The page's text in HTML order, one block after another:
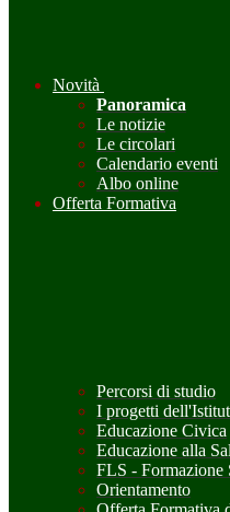
Novità
Panoramica
Le notizie
Le circolari
Calendario eventi
Albo online
Offerta Formativa
Percorsi di studio
I progetti
Educazione Civica
Educazione alla
FLS -
Orientamento